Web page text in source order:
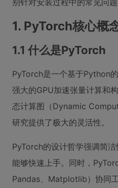
别针对安装过程中的常见问
1. PyTorch核心概
1.1 什么是PyTorch
PyTorch是一个基于Python
强大的GPU加速张量计算和
态计算图（Dynamic
研究提供了极大的灵活性。
PyTorch的设计哲学强调简
能够快速上手。同时，
Pandas、Matplotlib）协同工